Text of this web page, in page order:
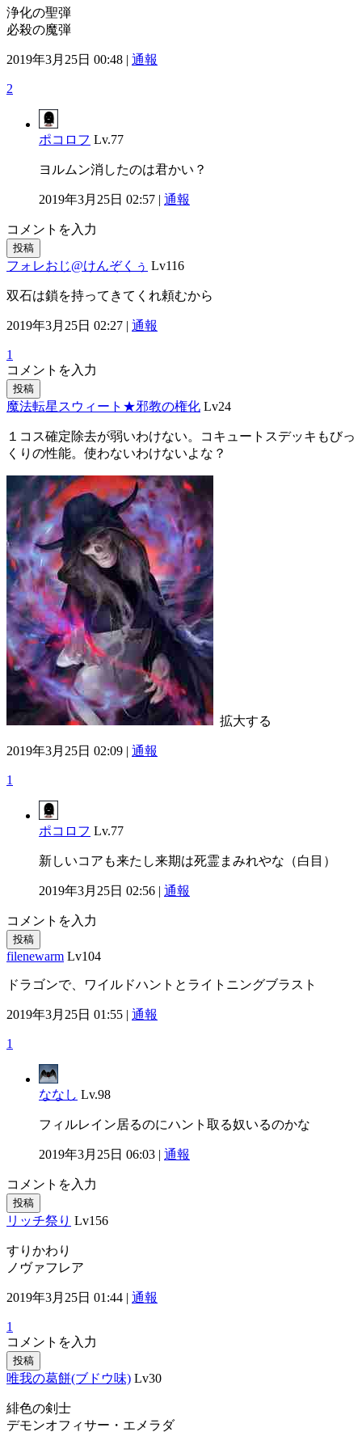
浄化の聖弾
必殺の魔弾
2019年3月25日 00:48 | 通報
2
ポコロフ Lv.77
ヨルムン消したのは君かい？
2019年3月25日 02:57 | 通報
コメントを入力
投稿
フォレおじ@けんぞくぅ Lv116
双石は鎖を持ってきてくれ頼むから
2019年3月25日 02:27 | 通報
1
コメントを入力
投稿
魔法転星スウィート★邪教の権化 Lv24
１コス確定除去が弱いわけない。コキュートスデッキもびっ
くりの性能。使わないわけないよな？
拡大する
2019年3月25日 02:09 | 通報
1
ポコロフ Lv.77
新しいコアも来たし来期は死霊まみれやな（白目）
2019年3月25日 02:56 | 通報
コメントを入力
投稿
filenewarm Lv104
ドラゴンで、ワイルドハントとライトニングブラスト
2019年3月25日 01:55 | 通報
1
ななし Lv.98
フィルレイン居るのにハント取る奴いるのかな
2019年3月25日 06:03 | 通報
コメントを入力
投稿
リッチ祭り Lv156
すりかわり
ノヴァフレア
2019年3月25日 01:44 | 通報
1
コメントを入力
投稿
唯我の葛餅(ブドウ味) Lv30
緋色の剣士
デモンオフィサー・エメラダ